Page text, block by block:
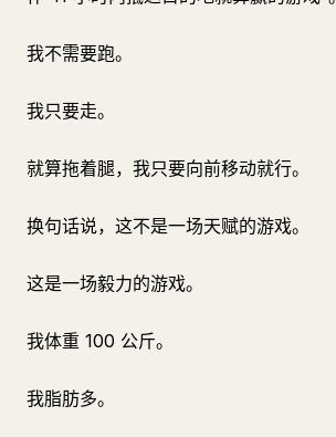
我不需要跑。
我只要走。
就算拖着腿，我只要向前移动就行。
换句话说，这不是一场天赋的游戏。
这是一场毅力的游戏。
我体重 100 公斤。
我脂肪多。